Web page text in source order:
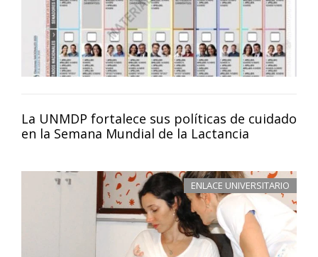
La UNMDP fortalece sus políticas de cuidado
en la Semana Mundial de la Lactancia
ENLACE UNIVERSITARIO